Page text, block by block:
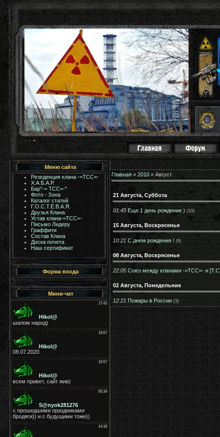
Меню сайта
Резеденция клана -=ТСС=-
Х.А.Б.А.Р.
Бар"-= TCC=-"
Фото - Зона
Каталог статей
Г.О.С.Т.Е.В.А.Я.
Друзья Клана
Устав клана-=ТСС=-
Письмо Лидеру
Граффити
Состав Клана
Доска почета
Наш сертификат
Форма входа
Мини-чат
Главная » 2010 » Август
21 Августа, Суббота
01:45 Еще 1 день рождение ) (10)
15 Августа, Воскресенье
10:21 С днем рождения ! (8)
08 Августа, Воскресенье
22:05 Союз между кланами -=ТСС=- и
02 Августа, Понедельник
12:21 Пожары в России (3)